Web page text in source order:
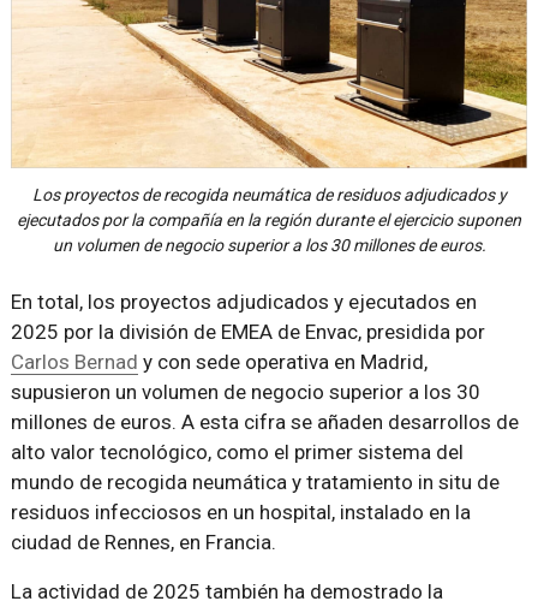
Los proyectos de recogida neumática de residuos adjudicados y
ejecutados por la compañía en la región durante el ejercicio suponen
un volumen de negocio superior a los 30 millones de euros.
En total, los proyectos adjudicados y ejecutados en
2025 por la división de EMEA de Envac, presidida por
Carlos Bernad y con sede operativa en Madrid,
supusieron un volumen de negocio superior a los 30
millones de euros. A esta cifra se añaden desarrollos de
alto valor tecnológico, como el primer sistema del
mundo de recogida neumática y tratamiento in situ de
residuos infecciosos en un hospital, instalado en la
ciudad de Rennes, en Francia.
La actividad de 2025 también ha demostrado la